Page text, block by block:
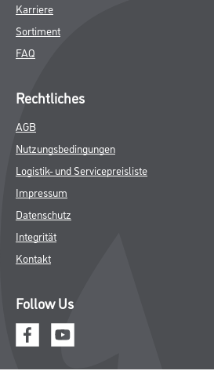
Karriere
Sortiment
FAQ
Rechtliches
AGB
Nutzungsbedingungen
Logistik- und Servicepreisliste
Impressum
Datenschutz
Integrität
Kontakt
Follow Us